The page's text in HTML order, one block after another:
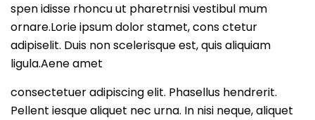
spen idisse rhoncu ut pharetrnisi vestibul mum
ornare.Lorie ipsum dolor stamet, cons ctetur
adipiselit. Duis non scelerisque est, quis aliquiam
ligula.Aene amet
consectetuer adipiscing elit. Phasellus hendrerit.
Pellent iesque aliquet nec urna. In nisi neque, aliquet